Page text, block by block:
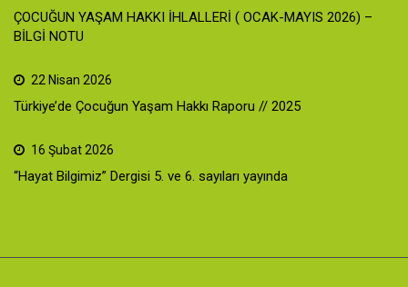
ÇOCUĞUN YAŞAM HAKKI İHLALLERİ ( OCAK-MAYIS 2026) –
BİLGİ NOTU
22 Nisan 2026
Türkiye’de Çocuğun Yaşam Hakkı Raporu // 2025
16 Şubat 2026
“Hayat Bilgimiz” Dergisi 5. ve 6. sayıları yayında